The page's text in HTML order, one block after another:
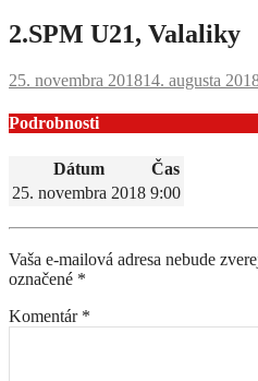
2.SPM U21, Valaliky
25. novembra 201814. augusta
Podrobnosti
Dátum
Čas
25. novembra 2018 9:00
Navigácia
príspevku
Vaša e-mailová adresa nebude
označené *
Komentár *